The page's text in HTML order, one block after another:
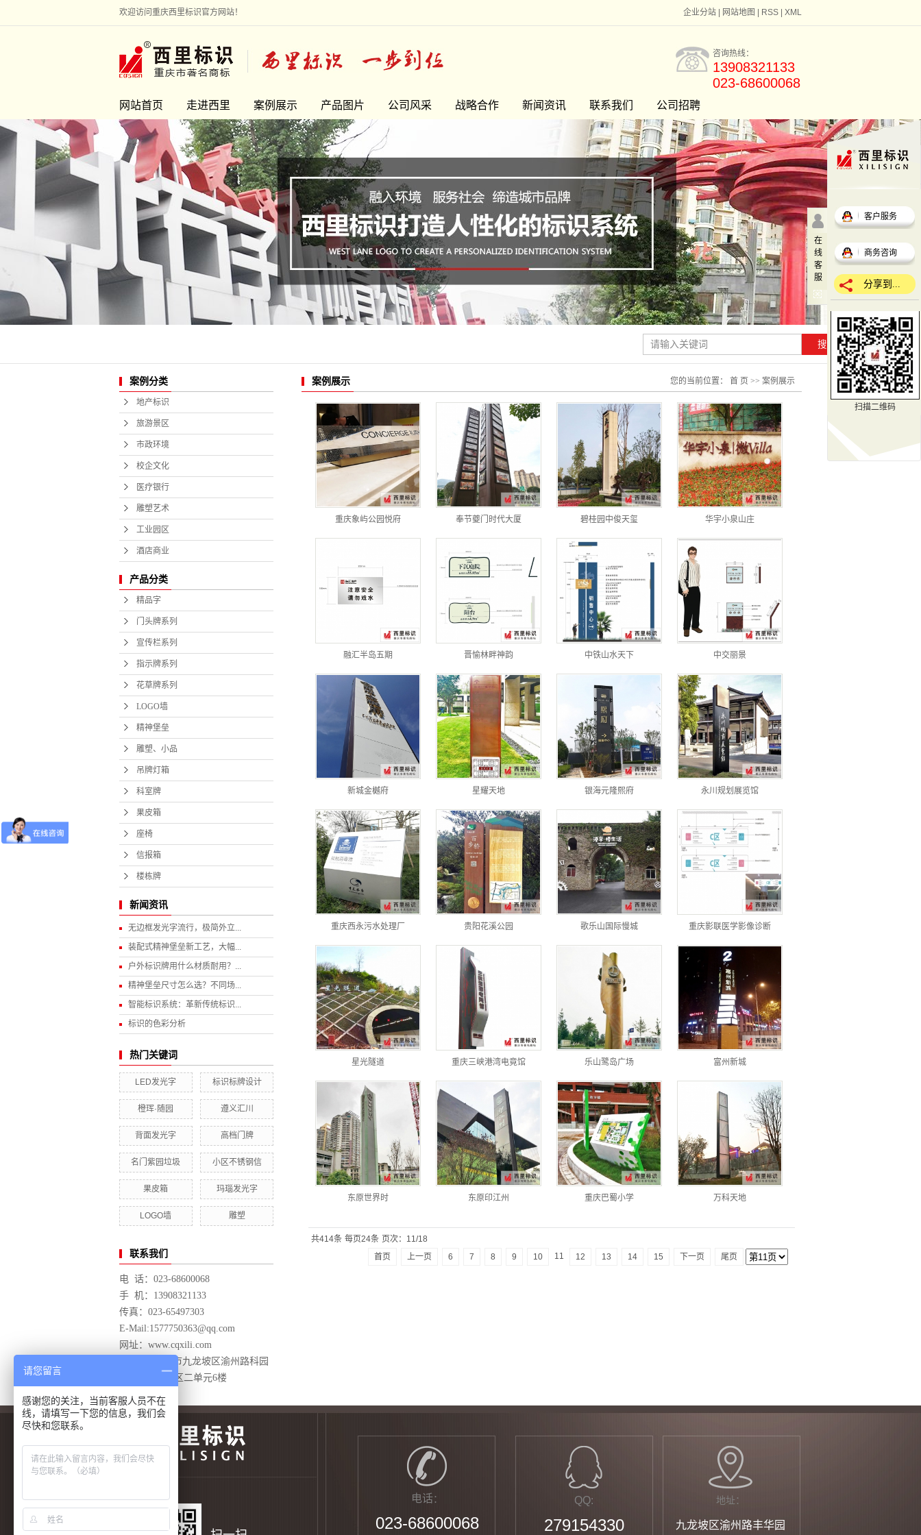
欢迎访问重庆西里标识官方网站！ 企业分站 网站地图 RSS XML
咨询热线：
13908321133
023-68600068
网站首页 走进西里
走进西里
联系我们
案例展示
地产标识
旅游景区
市政环境
校企文化
医疗银行
雕塑艺术
工业园区
酒店商业
产品图片
精品字
门头牌系列
宣传栏系列
指示牌系列
花草牌系列
LOGO墙
精神堡垒
雕塑、小品
科室牌
果皮箱
座椅
信报箱
公司风采 战略合作 新闻资讯
常见问题
联系我们 公司招聘
案例分类
地产标识
旅游景区
市政环境
校企文化
医疗银行
雕塑艺术
工业园区
酒店商业
产品分类
精品字
门头牌系列
宣传栏系列
指示牌系列
花草牌系列
LOGO墙
精神堡垒
雕塑、小品
吊牌灯箱
科室牌
果皮箱
座椅
信报箱
楼栋牌
新闻资讯
无边框发光字流行，极简外立...
装配式精神堡垒新工艺，大幅...
户外标识牌用什么材质耐用？...
精神堡垒尺寸怎么选？不同场...
智能标识系统：革新传统标识...
标识的色彩分析
热门关键词
LED发光字 标识标牌设计
橙珲·随园 遵义汇川
背面发光字 高档门牌
名门紫园垃圾 小区不锈钢信
果皮箱 玛瑙发光字
LOGO墙 雕塑
联系我们
电 话：023-68600068
手 机：13908321133
传真：023-65497303
E-Mail:1577750363@qq.com
网址：www.cqxili.com
地 址：重庆市九龙坡区渝州路科园
三街丰华园D区二单元6楼
案例展示 您的当前位置： 首 页 >> 案例展示
重庆象屿公园悦府 奉节夔门时代大厦 碧桂园中俊天玺 华宇小泉山庄
融汇半岛五期 晋愉林畔神韵 中铁山水天下 中交丽景
新城金樾府 星耀天地 银海元隆熙府 永川规划展览馆
重庆西永污水处理厂 贵阳花溪公园 歌乐山国际慢城 重庆影联医学影像诊断
星光隧道 重庆三峡港湾电竟馆 乐山鹭岛广场 富州新城
东原世界时 东原印江州 重庆巴蜀小学 万科天地
共414条 每页24条 页次：11/18
首页
上一页 6 7 8 9 10 11 12 13 14 15 下一页 尾页
电话：
023-68600068
QQ:
279154330
地址：
九龙坡区渝州路丰华园
在
线
客
服
客户服务
商务咨询
分享到...
扫描二维码
请您留言
感谢您的关注，当前客服人员不在
线，请填写一下您的信息，我们会
尽快和您联系。